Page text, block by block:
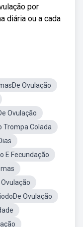
por
diária ou a cada
Ovulação
Ovulação
Trompa Colada
E Fecundação
Ovulação